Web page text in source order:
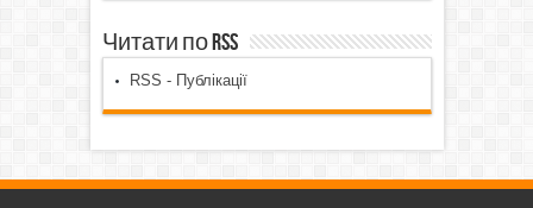
Читати по RSS
RSS - Публікації